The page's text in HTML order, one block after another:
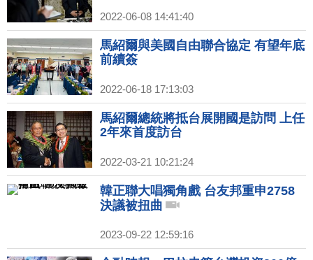
2022-06-08 14:41:40
馬紹爾與美國自由聯合協定 有望年底
前續簽
2022-06-18 17:13:03
馬紹爾總統將抵台展開國是訪問 上任
2年來首度訪台
2022-03-21 10:21:24
韓正聯大唱獨角戲 台友邦重申2758
決議被扭曲
2023-09-22 12:59:16